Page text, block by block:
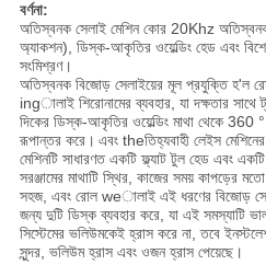
বর্ণনা:
অতিস্বনক সেলাই মেশিন কোর 20Khz অতিস্বনক
অ্যাকশন), ডিস্ক-আকৃতির ওয়েল্ডিং হেড এবং
সংমিশ্রণ।
অতিস্বনক বিজোড় সেলাইয়ের মূল প্রযুক্তি হ'ল
ingালাই শিরোনামের ব্যবহার, যা দক্ষতার সাথে
দিকের ডিস্ক-আকৃতির ওয়েল্ডিং মাথা থেকে 360 °
রূপান্তর করে। এবং theতিহ্যবাহী লেইস
মেশিনটি সাধারণত একটি ফ্ল্যাট টুল হেড এবং
সরঞ্জামের মাথাটি স্থির, কাজের সময় কাপড়ের
সহজ, এবং রোল weালাই এই ধরণের বিজোড়
জন্য দুটি ডিস্ক ব্যবহার করে, যা এই সমস্যাটি
সিস্টেমের ভলিউমকেই হ্রাস করে না, তবে
সুন্দর, ভলিউম হ্রাস এবং ওজন হ্রাস পেয়েছে।